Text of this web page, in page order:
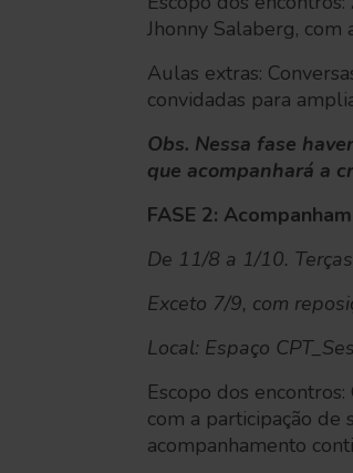
Jhonny Salaberg,
Aulas extras:
convidadas para
Obs. Nessa fase
que acompanhará a
FASE 2:
De 11/8 a 1/10.
Exceto 7/9, com
Local: Espaço
Escopo dos
com a participação de
acompanhamento